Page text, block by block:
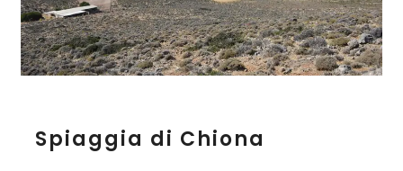
p
Spiaggia di Chiona